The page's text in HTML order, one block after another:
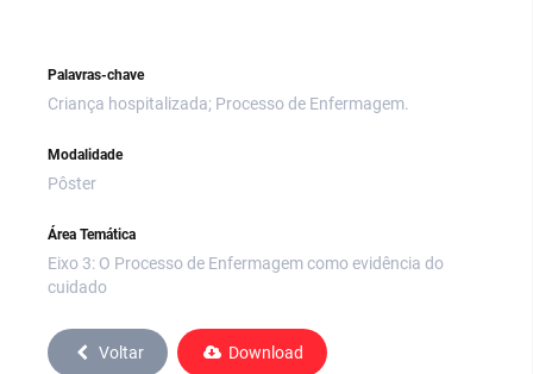
Palavras-chave
Criança hospitalizada; Processo de Enfermagem.
Modalidade
Pôster
Área Temática
Eixo 3: O Processo de Enfermagem como evidência do
cuidado
Voltar Download